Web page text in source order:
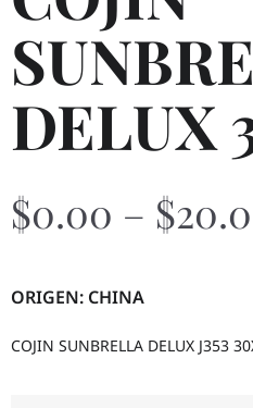
DELUX
$0.00 – $
ORIGEN: CHINA
COJIN SUNBRELLA DELUX J353